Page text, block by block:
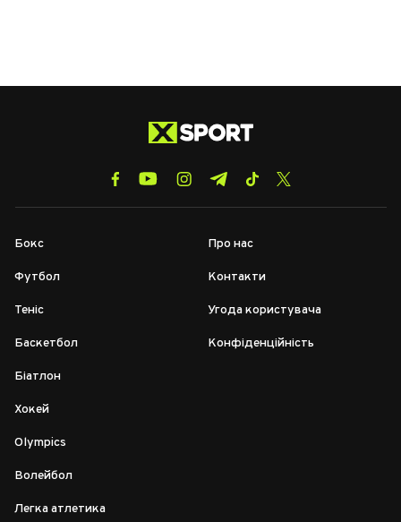
Бокс
Футбол
Теніс
Баскетбол
Біатлон
Хокей
Olympics
Волейбол
Легка атлетика
Про нас
Контакти
Угода користувача
Конфіденційність